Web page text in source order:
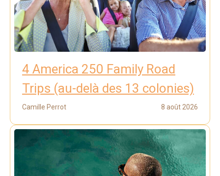
4 America 250 Family Road
Trips (au-delà des 13 colonies)
Camille Perrot 8 août 2026